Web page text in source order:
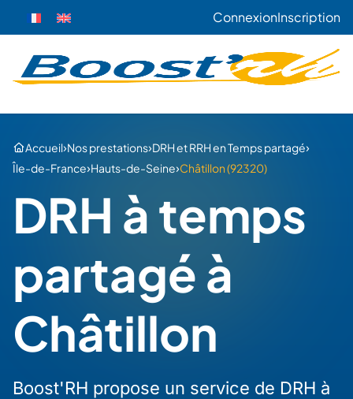
ConnexionInscription
Accueil›Nos prestations›DRH et RRH en Temps partagé›
Île-de-France›Hauts-de-Seine›Châtillon (92320)
DRH à temps
partagé à
Châtillon
Boost'RH propose un service de DRH à